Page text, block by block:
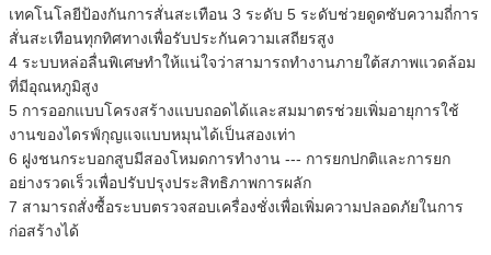
เทคโนโลยีป้องกันการสั่นสะเทือน 3 ระดับ 5 ระดับช่วยดูดซับความถี่การ
สั่นสะเทือนทุกทิศทางเพื่อรับประกันความเสถียรสูง
4 ระบบหล่อลื่นพิเศษทำให้แน่ใจว่าสามารถทำงานภายใต้สภาพแวดล้อม
ที่มีอุณหภูมิสูง
5 การออกแบบโครงสร้างแบบถอดได้และสมมาตรช่วยเพิ่มอายุการใช้
งานของไดรฟ์กุญแจแบบหมุนได้เป็นสองเท่า
6 ฝูงชนกระบอกสูบมีสองโหมดการทำงาน --- การยกปกติและการยก
อย่างรวดเร็วเพื่อปรับปรุงประสิทธิภาพการผลัก
7 สามารถสั่งซื้อระบบตรวจสอบเครื่องชั่งเพื่อเพิ่มความปลอดภัยในการ
ก่อสร้างได้